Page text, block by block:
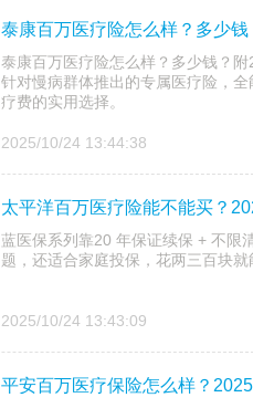
泰康百万医疗险怎么样？多少
泰康百万医疗险怎么样？多少钱？
针对慢病群体推出的专属医疗险，
疗费的实用选择。
2025/10/24 13:44:38
太平洋百万医疗险能不能买？
蓝医保系列靠20 年保证续保 + 不限
题，还适合家庭投保，花两三百块
2025/10/24 13:43:09
平安百万医疗保险怎么样？